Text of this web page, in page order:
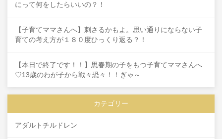
にって何をしたらいいの？！
【子育てママさんへ】刺さるかもよ。思い通りにならない子
育ての考え方が１８０度ひっくり返る？！
【本日で終了です！！】思春期の子をもつ子育てママさんへ
♡13歳のわが子から戦々恐々！！ぎゃ～
カテゴリー
アダルトチルドレン